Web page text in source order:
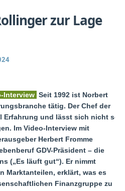
zur Lage
Interview Seit 1992 ist Norbert
tätig. Der Chef der
Erfahrung und lässt sich nicht so
Im Video-Interview mit
Herbert Fromme
GDV-Präsident – die
(„Es läuft gut“). Er nimmt
Marktanteilen, erklärt, was es
Finanzgruppe zu